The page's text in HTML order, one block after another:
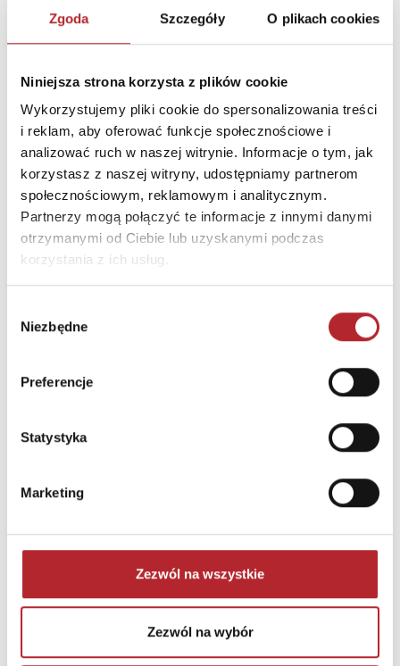
Zgoda Szczegóły O plikach cookies
Niniejsza strona korzysta z plików cookie
Wykorzystujemy pliki cookie do spersonalizowania treści
i reklam, aby oferować funkcje społecznościowe i
analizować ruch w naszej witrynie. Informacje o tym, jak
korzystasz z naszej witryny, udostępniamy partnerom
społecznościowym, reklamowym i analitycznym.
Partnerzy mogą połączyć te informacje z innymi danymi
otrzymanymi od Ciebie lub uzyskanymi podczas
korzystania z ich usług.
zgody
Niezbędne
Preferencje
Statystyka
Marketing
Zezwól na wszystkie
Zezwól na wybór
DANE OSOBY ODPOWIEDZIALNEJ
Ulica
Poznańska 91
Kod pocztowy
05-850
Miasto
Ożarów Mazowiecki
E-mail
sekretariat@dressler.com.
pl
Wyczerpany
Saga rodu Niemojskich (edycja kolekcjonerska z barwionymi brzegami)
Sug. cena det. 89,90zł(brutto)
Zaloguj się, aby kupić